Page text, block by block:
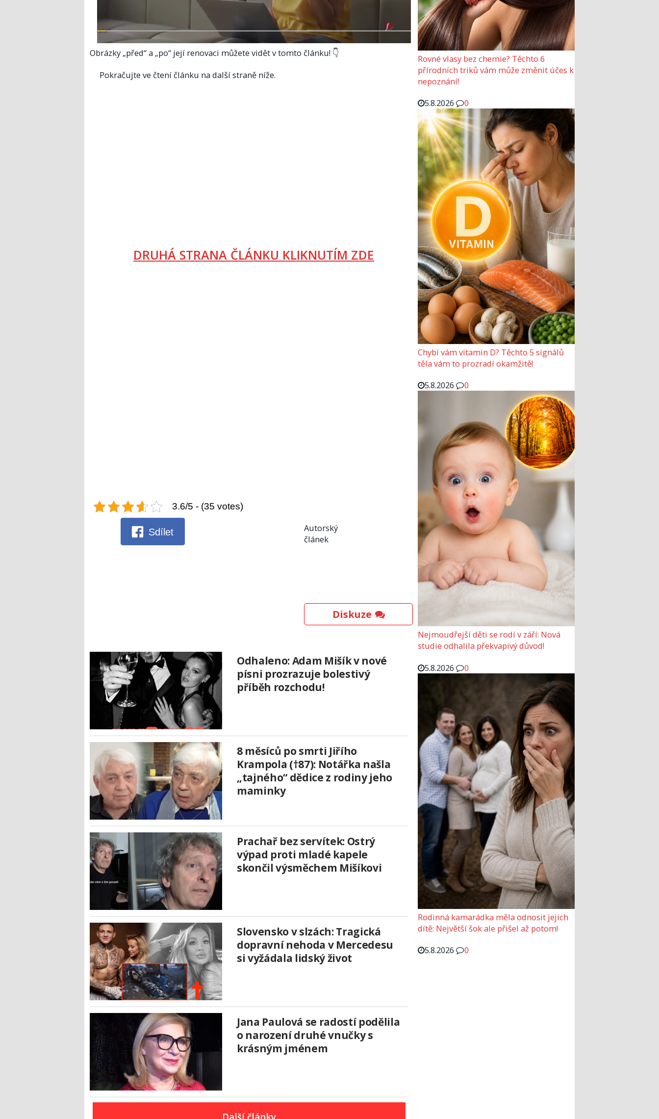
Obrázky „před“ a „po“ její renovaci můžete vidět v tomto článku! 👇
Pokračujte ve čtení článku na další straně níže.
DRUHÁ STRANA ČLÁNKU KLIKNUTÍM ZDE
3.6/5 - (35 votes)
Sdílet
Autorský
článek
Diskuze
Odhaleno: Adam Mišík v nové
písni prozrazuje bolestivý
příběh rozchodu!
8 měsíců po smrti Jiřího
Krampola (†87): Notářka našla
„tajného“ dědice z rodiny jeho
maminky
Prachař bez servítek: Ostrý
výpad proti mladé kapele
skončil výsměchem Mišíkovi
Slovensko v slzách: Tragická
dopravní nehoda v Mercedesu
si vyžádala lidský život
Jana Paulová se radostí podělila
o narození druhé vnučky s
krásným jménem
Rovné vlasy bez chemie? Těchto 6
přírodních triků vám může změnit účes k
nepoznání!
5.8.2026
0
Chybí vám vitamin D? Těchto 5 signálů
těla vám to prozradí okamžitě!
5.8.2026
0
Nejmoudřejší děti se rodí v září: Nová
studie odhalila překvapivý důvod!
5.8.2026
0
Rodinná kamarádka měla odnosit jejich
dítě: Největší šok ale přišel až potom!
5.8.2026
0